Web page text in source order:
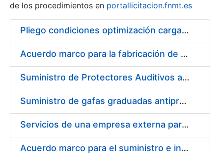
Show/Hide
de los procedimientos en portallicitacion.fnmt.es
Pliego condiciones optimización cargas compras firmado
Acuerdo marco para la fabricación de piezas
Suministro de Protectores Auditivos a medida para las personas trabajadoras de los Centros de Trabajo de Madrid y Burgos
Suministro de gafas graduadas antiproyecciones para los trabajadores de la FNMT-RCM en los centros de trabajo de Madrid y Burgos
Servicios de una empresa externa para el asesoramiento y resolución de los recursos de alzada que se presentan relacionados con procesos de selección para la FNMT-RCM
Acuerdo marco para el suministro e instalación de persianas, estores y otros complementos